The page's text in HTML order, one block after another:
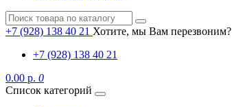
+7 (928) 138 40 21 Хотите, мы Вам перезвоним?
+7 (928) 138 40 21
0.00 р. 0
Список категорий